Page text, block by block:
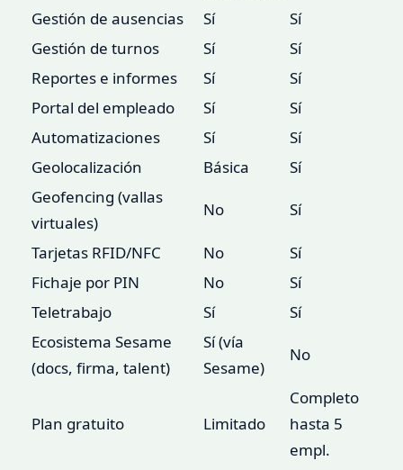
Gestión de ausencias Sí
Sí
Gestión de turnos
Sí
Sí
Reportes e informes
Sí
Sí
Portal del empleado
Sí
Sí
Automatizaciones
Sí
Sí
Geolocalización
Básica
Sí
Geofencing (vallas
virtuales)
No Sí
Tarjetas RFID/NFC No
Sí
Fichaje por PIN
No
Sí
Teletrabajo
Sí
Sí
Ecosistema Sesame
(docs, firma, talent)
Sí (vía
Sesame)
No
Plan gratuito Limitado
Completo
hasta 5
empl.